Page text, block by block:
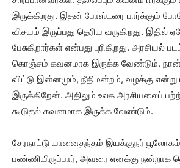
இருக்கிறது. இதன் போஸ்டரை பார்க்கும்
விசயம் இருப்பது தெரிய வருகிறது. இதில்
பேசுகிறார்கள் என்பது புரிகிறது.
கொஞ்சம் கவனமாக இருக்க வேண்டும். நான்
விட்டு இன்னமும், நீதிமன்றம், வழக்கு
இருக்கிறேன். அதிலும் உலக அரசியலைப்
கூடுதல் கவனமாக இருக்க வேண்டும்.
சேரநாட்டு யானைதந்தம் இயக்குநர் பூலோகம்
பண்ணியிருப்பார், அவரை எனக்கு நன்றாக